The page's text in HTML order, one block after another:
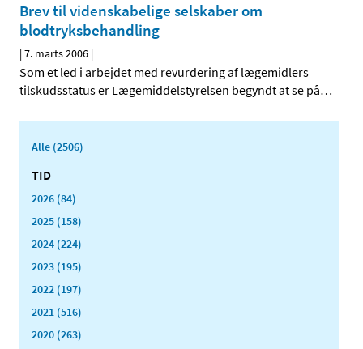
Brev til videnskabelige selskaber om
blodtryksbehandling
|7. marts 2006 |
Som et led i arbejdet med revurdering af lægemidlers
tilskudsstatus er Lægemiddelstyrelsen begyndt at se på…
Alle (2506)
TID
2026 (84)
2025 (158)
2024 (224)
2023 (195)
2022 (197)
2021 (516)
2020 (263)